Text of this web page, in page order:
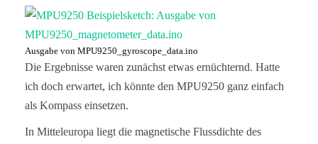
Ausgabe von MPU9250_gyroscope_data.ino
Die Ergebnisse waren zunächst etwas ernüchternd. Hatte
ich doch erwartet, ich könnte den MPU9250 ganz einfach
als Kompass einsetzen.
In Mitteleuropa liegt die magnetische Flussdichte des